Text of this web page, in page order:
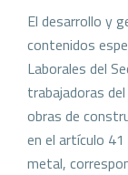
El desarrollo y
contenidos
Laborales del
trabajadoras
obras de
en el artículo
metal,